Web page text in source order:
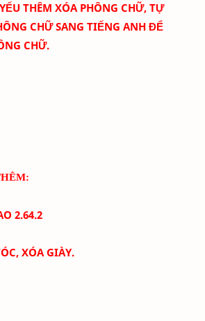
THÊM XÓA PHÔNG CHỮ, TỰ
CHỮ SANG TIẾNG ANH ĐỂ
CHỮ.
2.64.2
XÓA GIÀY.